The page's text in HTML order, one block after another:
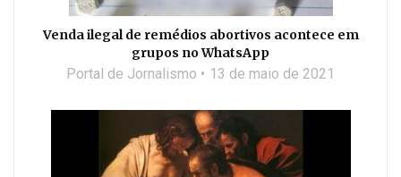
Venda ilegal de remédios abortivos acontece em
grupos no WhatsApp
Portal de Jornalismo 13 de maio de 2021